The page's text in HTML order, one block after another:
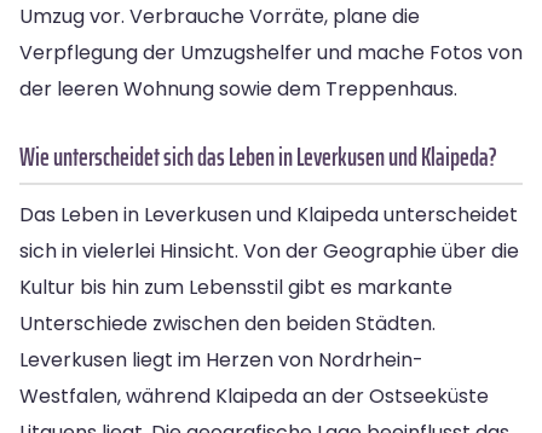
Umzug vor. Verbrauche Vorräte, plane die
Verpflegung der Umzugshelfer und mache Fotos von
der leeren Wohnung sowie dem Treppenhaus.
Wie unterscheidet sich das Leben in Leverkusen und Klaipeda?
Das Leben in Leverkusen und Klaipeda unterscheidet
sich in vielerlei Hinsicht. Von der Geographie über die
Kultur bis hin zum Lebensstil gibt es markante
Unterschiede zwischen den beiden Städten.
Leverkusen liegt im Herzen von Nordrhein-
Westfalen, während Klaipeda an der Ostseeküste